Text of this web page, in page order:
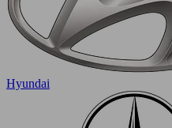
Hyundai